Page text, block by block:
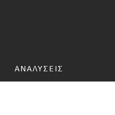
ΑΝΑΛΥΣΕΙΣ